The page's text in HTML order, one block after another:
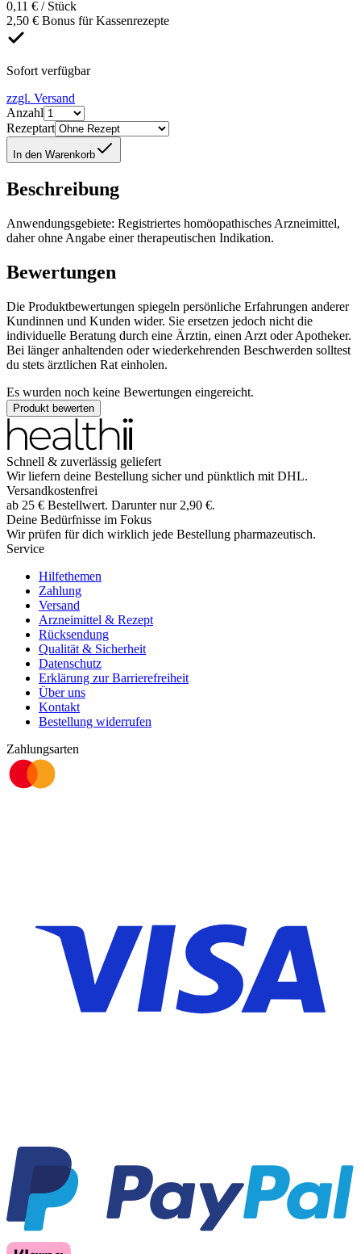
0,11 € / Stück
2,50 € Bonus für Kassenrezepte
Sofort verfügbar
zzgl. Versand
Anzahl
Rezeptart
In den Warenkorb
Beschreibung
Anwendungsgebiete: Registriertes homöopathisches Arzneimittel,
daher ohne Angabe einer therapeutischen Indikation.
Bewertungen
Die Produktbewertungen spiegeln persönliche Erfahrungen anderer
Kundinnen und Kunden wider. Sie ersetzen jedoch nicht die
individuelle Beratung durch eine Ärztin, einen Arzt oder Apotheker.
Bei länger anhaltenden oder wiederkehrenden Beschwerden solltest
du stets ärztlichen Rat einholen.
Es wurden noch keine Bewertungen eingereicht.
Produkt bewerten
Schnell & zuverlässig geliefert
Wir liefern deine Bestellung sicher und pünktlich mit DHL.
Versandkostenfrei
ab 25 € Bestellwert. Darunter nur 2,90 €.
Deine Bedürfnisse im Fokus
Wir prüfen für dich wirklich jede Bestellung pharmazeutisch.
Service
Hilfethemen
Zahlung
Versand
Arzneimittel & Rezept
Rücksendung
Qualität & Sicherheit
Datenschutz
Erklärung zur Barrierefreiheit
Über uns
Kontakt
Bestellung widerrufen
Zahlungsarten